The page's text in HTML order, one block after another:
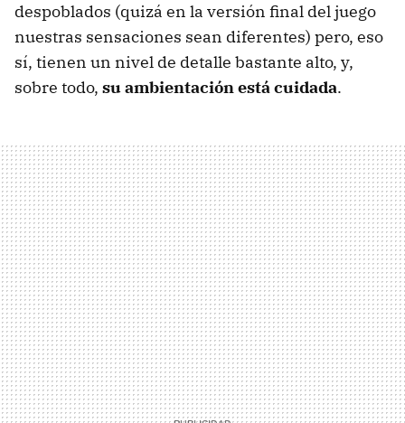
despoblados (quizá en la versión final del juego
nuestras sensaciones sean diferentes) pero, eso
sí, tienen un nivel de detalle bastante alto, y,
sobre todo, su ambientación está cuidada.